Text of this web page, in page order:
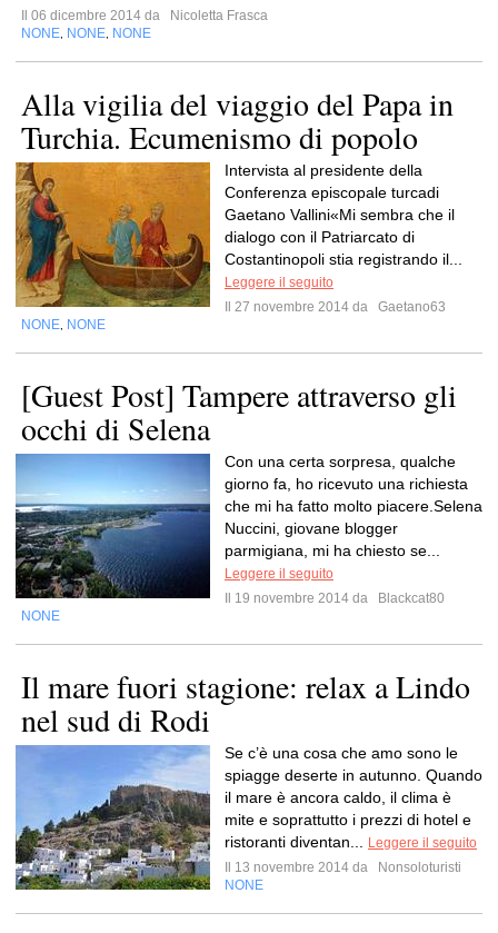
Il 06 dicembre 2014 da
Nicoletta Frasca
NONE NONE NONE
Alla vigilia del viaggio del Papa in
Turchia. Ecumenismo di popolo
Intervista al presidente della
Conferenza episcopale turcadi
Gaetano Vallini«Mi sembra che il
dialogo con il Patriarcato di
Costantinopoli stia registrando il...
Leggere il seguito
Il 27 novembre 2014 da
Gaetano63
NONE NONE
[Guest Post] Tampere attraverso gli
occhi di Selena
Con una certa sorpresa, qualche
giorno fa, ho ricevuto una richiesta
che mi ha fatto molto piacere.Selena
Nuccini, giovane blogger
parmigiana, mi ha chiesto se...
Leggere il seguito
Il 19 novembre 2014 da
Blackcat80
NONE
Il mare fuori stagione: relax a Lindo
nel sud di Rodi
Se c’è una cosa che amo sono le
spiagge deserte in autunno. Quando
il mare è ancora caldo, il clima è
mite e soprattutto i prezzi di hotel e
ristoranti diventan...
Leggere il seguito
Il 13 novembre 2014 da
Nonsoloturisti
NONE